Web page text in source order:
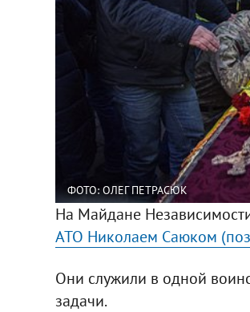
ФОТО: ОЛЕГ ПЕТРАСЮК
На Майдане
АТО Николаем Саюком
Они служили в одной
задачи.